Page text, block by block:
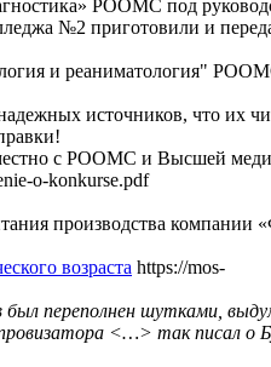
РООМС под
№2 приготовили и
и реаниматология"
источников, что их
с РООМС и Высшей
o-konkurse.pdf
производства компании
возраста https://mos-
был переполнен шутками,
<…> так писал о